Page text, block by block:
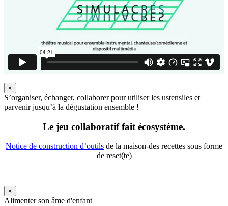
×
S’organiser, échanger, collaborer pour utiliser les ustensiles et
parvenir jusqu’à la dégustation ensemble !
Le jeu collaboratif fait écosystème.
Notice de construction d’outils de la maison-des recettes sous forme
de reset(te)
×
Alimenter son âme d'enfant